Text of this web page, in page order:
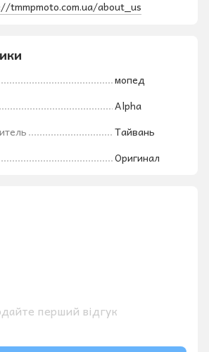
tmmpmoto.com.ua/about_us
мопед
Alpha
Тайвань
Оригинал
перший відгук